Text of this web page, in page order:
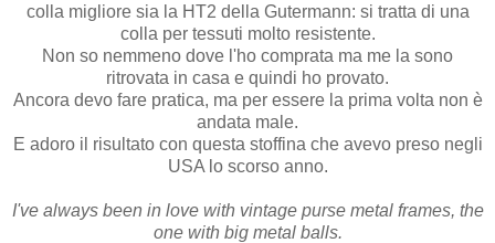
colla migliore sia la HT2 della Gutermann: si tratta di una
colla per tessuti molto resistente.
Non so nemmeno dove l'ho comprata ma me la sono
ritrovata in casa e quindi ho provato.
Ancora devo fare pratica, ma per essere la prima volta non è
andata male.
E adoro il risultato con questa stoffina che avevo preso negli
USA lo scorso anno.
I've always been in love with vintage purse metal frames, the
one with big metal balls.